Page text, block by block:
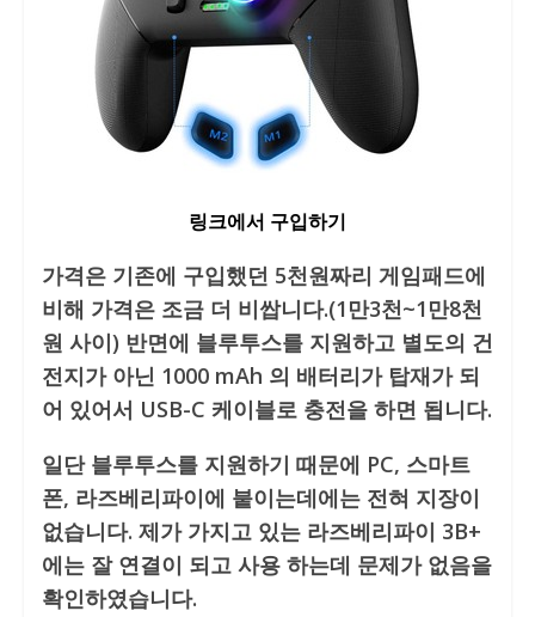
링크에서 구입하기
가격은 기존에 구입했던 5천원짜리 게임패드에
비해 가격은 조금 더 비쌉니다.(1만3천~1만8천
원 사이) 반면에 블루투스를 지원하고 별도의 건
전지가 아닌 1000 mAh 의 배터리가 탑재가 되
어 있어서 USB-C 케이블로 충전을 하면 됩니다.
일단 블루투스를 지원하기 때문에 PC, 스마트
폰, 라즈베리파이에 붙이는데에는 전혀 지장이
없습니다. 제가 가지고 있는 라즈베리파이 3B+
에는 잘 연결이 되고 사용 하는데 문제가 없음을
확인하였습니다.